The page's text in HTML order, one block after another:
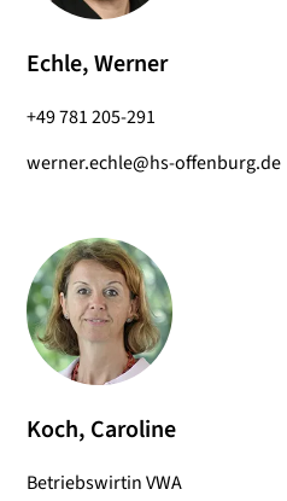
Echle, Werner
+49 781 205-291
werner.echle@hs-offenburg.de
Koch, Caroline
Betriebswirtin VWA